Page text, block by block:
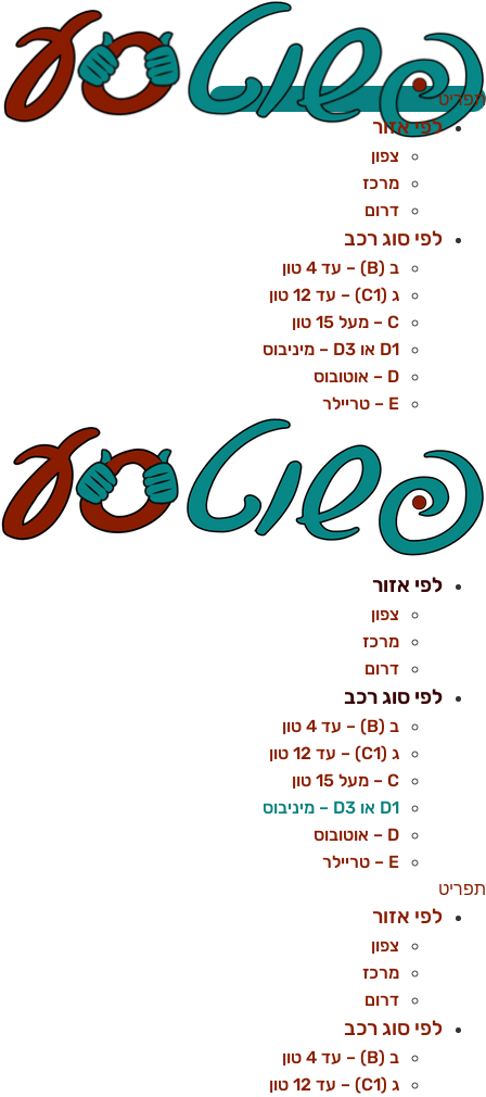
לפי אזור
צפון
מרכז
דרום
לפי סוג רכב
ב (B) – עד 4 טון
ג (C1) – עד 12 טון
C – מעל 15 טון
D1 או D3 – מיניבוס
D – אוטובוס
E – טריילר
לפי אזור
צפון
מרכז
דרום
לפי סוג רכב
ב (B) – עד 4 טון
ג (C1) – עד 12 טון
C – מעל 15 טון
D1 או D3 – מיניבוס
D – אוטובוס
E – טריילר
לפי אזור
צפון
מרכז
דרום
לפי סוג רכב
ב (B) – עד 4 טון
ג (C1) – עד 12 טון